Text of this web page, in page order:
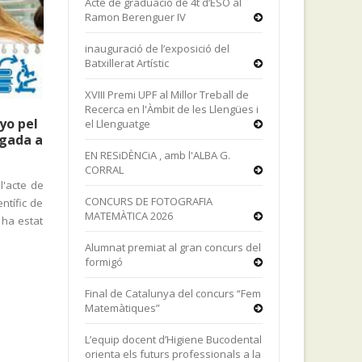
pel
a
de
de
estat
Ramon Berenguer IV
inauguració de l’exposició del
Batxillerat Artístic
XVIII Premi UPF al Millor Treball de
Recerca en l'Àmbit de les Llengües i
el Llenguatge
EN RESiDÈNCiA , amb l'ALBA G.
CORRAL
CONCURS DE FOTOGRAFIA
MATEMÀTICA 2026
Alumnat premiat al gran concurs del
formigó
Final de Catalunya del concurs “Fem
Matemàtiques”
L’equip docent d’Higiene Bucodental
orienta els futurs professionals a la